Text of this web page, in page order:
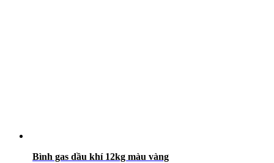
Bình gas dầu khí 12kg màu vàng